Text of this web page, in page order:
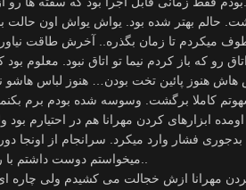
دیگه گذشت. حالم بهتر شده بود. یواش یواش اون
میکردم تا زمان بگذره.. آخرش طاقت
رو که باز کردم نیما تو اتاق نبود. معلوم
هنوز پائین تخت بودن… هنوز لباس هاشو
کاملا برگشت. وسوسه شده بودم برم
ابزارهای کردن مهرانا هم در احتیارم بود
فشار وارد میکرد. سرانجام از اونجا
مهرانا ازش خجالت می کشیدم ولی چاره